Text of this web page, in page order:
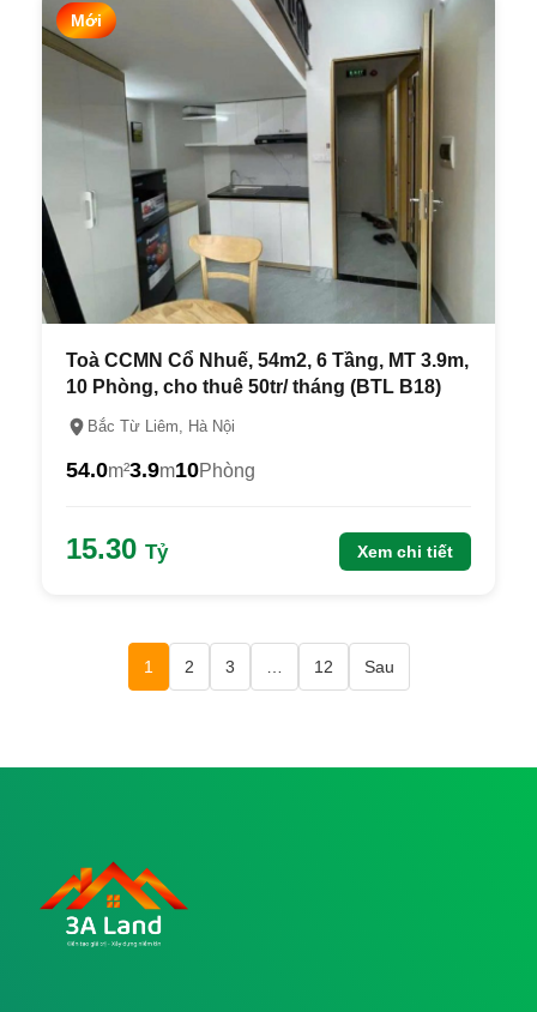
Mới
Toà CCMN Cổ Nhuế, 54m2, 6 Tầng, MT 3.9m,
10 Phòng, cho thuê 50tr/ tháng (BTL B18)
Bắc Từ Liêm, Hà Nội
54.0m²3.9m10Phòng
15.30 Tỷ Xem chi tiết
1 2 3 … 12 Sau